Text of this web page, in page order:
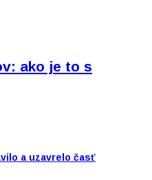
ako je to s
a uzavrelo časť